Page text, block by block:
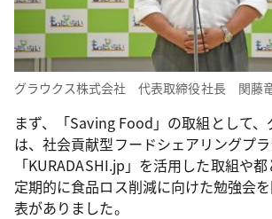
グラウクス株式会社 代表取締役社長 関藤
まず、「Saving Food」の取組として、
は、社会貢献型フードシェアリングプ
「KURADASHI.jp」を活用した取組や
定期的に食品ロス削減に向けた勉強会
表がありました。